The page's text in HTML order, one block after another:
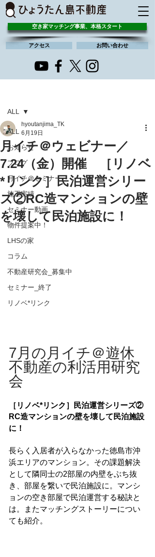
アクセス お問い合わせ
空き家マッチング事業、本格スタート
ALL
お知らせ
ブログ
月イチ＠セミナー
施工実績
セミナー動画
物件提案中！
LHSの家
コラム
不動産研究会_募集中
セミナー_終了
リノベ*リンク
ALL
月イチ＠ウェビナー／
7.24（金）開催 ［リノベ
*リンク］民泊運営シリー
ズ②RC造マンションの壁
を壊して民泊施設に！
hyoutanjima_TK
6月19日
7月の月イチ＠遊休
不動産の利活用研究
会
［リノベ*リンク］民泊運営シリーズ②
RC造マンションの壁を壊して民泊施設
に！
長らく入居者が入らなかった徳島市沖
浜エリアのマンション。その課題解決
として隣同士の2部屋の内壁をぶち抜
き、部屋を繋いで民泊施設に。マンシ
ョンの空き部屋で民泊運営する秘訣と
は。またマッチングストーリーについ
ても紹介。